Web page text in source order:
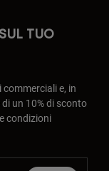
TUO
e, in
un 10% di sconto
condizioni